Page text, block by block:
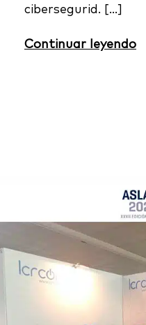
cibersegurid. […]
Continuar leyendo